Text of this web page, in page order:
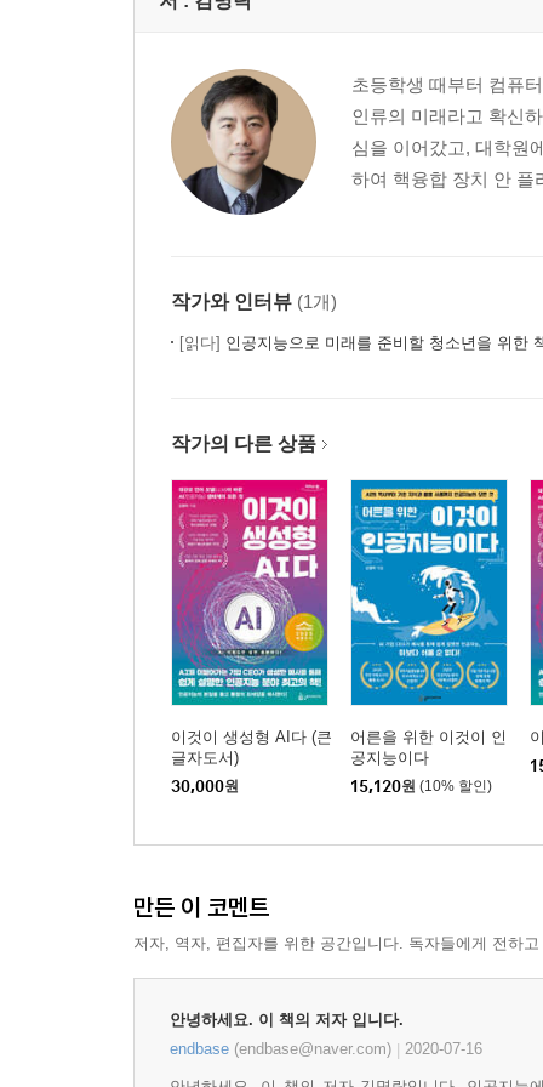
초등학생 때부터 컴퓨
인류의 미래라고 확신
심을 이어갔고, 대학원
하여 핵융합 장치 안 플
작가와 인터뷰 (1개)
[읽다] 인공지능으로 미래를 준비할 청소년을 위한
작가의 다른 상품
이것이 생성형 AI다 (큰
글자도서)
30,000원
어른을 위한 이것이 인
공지능이다
15,120원 (10% 할인)
만든 이 코멘트
저자, 역자, 편집자를 위한 공간입니다. 독자들에게 전하
안녕하세요. 이 책의 저자 입니다.
endbase (endbase@naver.com) 2020-07-16